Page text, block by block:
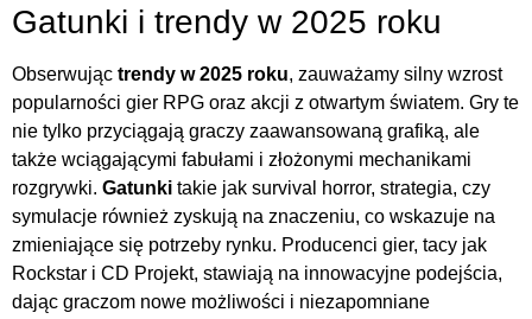
Gatunki i trendy w 2025 roku
Obserwując trendy w 2025 roku, zauważamy silny wzrost
popularności gier RPG oraz akcji z otwartym światem. Gry te
nie tylko przyciągają graczy zaawansowaną grafiką, ale
także wciągającymi fabułami i złożonymi mechanikami
rozgrywki. Gatunki takie jak survival horror, strategia, czy
symulacje również zyskują na znaczeniu, co wskazuje na
zmieniające się potrzeby rynku. Producenci gier, tacy jak
Rockstar i CD Projekt, stawiają na innowacyjne podejścia,
dając graczom nowe możliwości i niezapomniane